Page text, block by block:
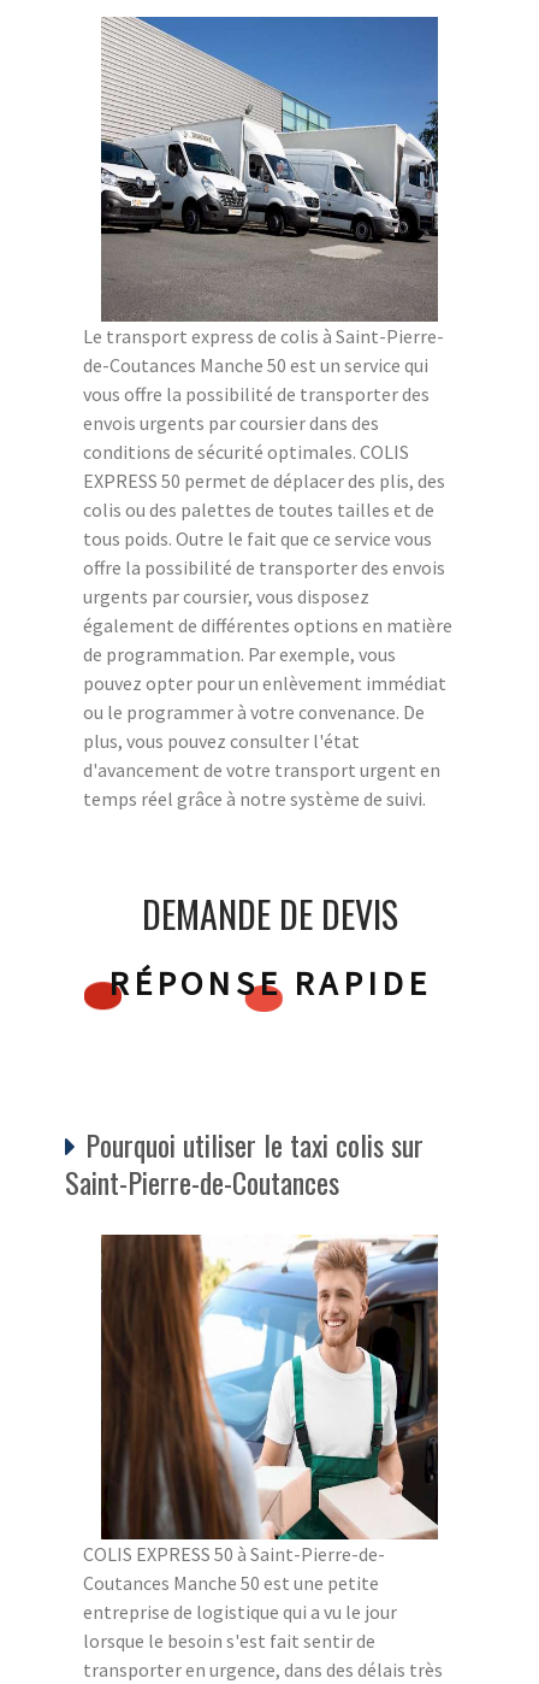
Le transport express de colis à Saint-Pierre-
de-Coutances Manche 50 est un service qui
vous offre la possibilité de transporter des
envois urgents par coursier dans des
conditions de sécurité optimales. COLIS
EXPRESS 50 permet de déplacer des plis, des
colis ou des palettes de toutes tailles et de
tous poids. Outre le fait que ce service vous
offre la possibilité de transporter des envois
urgents par coursier, vous disposez
également de différentes options en matière
de programmation. Par exemple, vous
pouvez opter pour un enlèvement immédiat
ou le programmer à votre convenance. De
plus, vous pouvez consulter l'état
d'avancement de votre transport urgent en
temps réel grâce à notre système de suivi.
DEMANDE DE DEVIS
RÉPONSE RAPIDE
Pourquoi utiliser le taxi colis sur
Saint-Pierre-de-Coutances
COLIS EXPRESS 50 à Saint-Pierre-de-
Coutances Manche 50 est une petite
entreprise de logistique qui a vu le jour
lorsque le besoin s'est fait sentir de
transporter en urgence, dans des délais très